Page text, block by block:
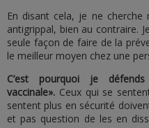
En disant cela, je ne
antigrippal, bien au contraire.
seule façon de faire de la
le meilleur moyen chez une
C’est pourquoi je
vaccinale». Ceux qui se
sentent plus en sécurité
et pas question de les en